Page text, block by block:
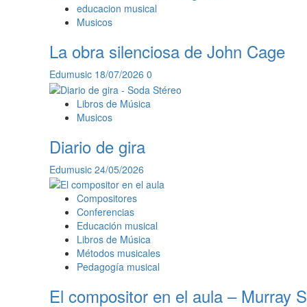
educacion musical
Musicos
La obra silenciosa de John Cage
Edumusic 18/07/2026 0
Libros de Música
Musicos
Diario de gira
Edumusic 24/05/2026
Compositores
Conferencias
Educación musical
Libros de Música
Métodos musicales
Pedagogía musical
El compositor en el aula – Murray